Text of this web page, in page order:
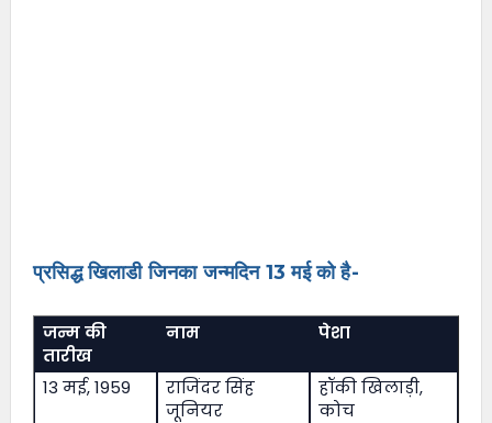
प्रसिद्ध खिलाडी जिनका जन्मदिन 13 मई को है-
जन्म की
तारीख
नाम पेशा
13 मई, 1959
राजिंदर सिंह
जूनियर
हॉकी खिलाड़ी,
कोच